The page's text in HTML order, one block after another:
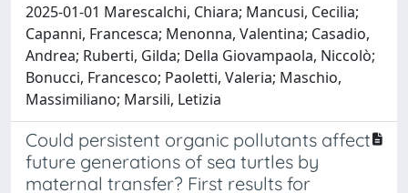
2025-01-01 Marescalchi, Chiara; Mancusi, Cecilia;
Capanni, Francesca; Menonna, Valentina; Casadio,
Andrea; Ruberti, Gilda; Della Giovampaola, Niccolò;
Bonucci, Francesco; Paoletti, Valeria; Maschio,
Massimiliano; Marsili, Letizia
Could persistent organic pollutants affect
future generations of sea turtles by
maternal transfer? First results for